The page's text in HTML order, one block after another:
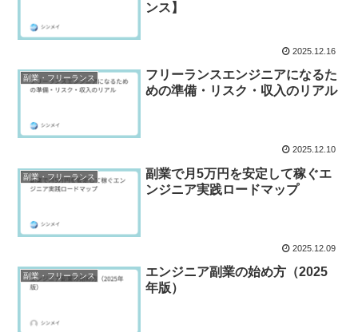
ンス】
2025.12.16
副業・フリーランス
フリーランスエンジニアになるた
めの準備・リスク・収入のリアル
2025.12.10
副業・フリーランス
副業で月5万円を安定して稼ぐエ
ンジニア実践ロードマップ
2025.12.09
副業・フリーランス
エンジニア副業の始め方（2025
年版）